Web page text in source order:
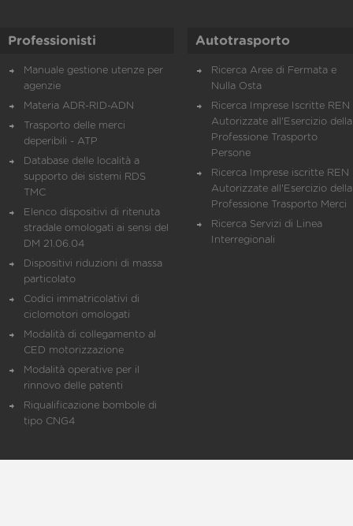
Professionisti
Manuale gestione utenze per
agenzie
Materia ADR-RID-ADN
Trasporto delle merci
deperibili - ATP
Database delle località a
supporto dei sistemi RDS
TMC
Elenco dispositivi di ritenuta
stradale omologati ai sensi del
DM 21.06.04
Dispositivi riduzioni di massa
particolato
Codici immatricolativi di
ciclomotori omologati
Modalità di collegamento al
CED motorizzazione
Modalità operative per il
rinnovo delle patenti
Riqualificazione bombole di
tipo CNG4
Autotrasporto
Ricerca Aree di Fermata e
Nulla Osta
Ricerca Imprese Iscritte REN
Autorizzate all'Esercizio della
Professione Trasporto
Persone
Ricerca Imprese iscritte REN
Autorizzate all'Esercizio della
Professione Trasporto Merci
Ricerca Servizi di Linea
Interregionali